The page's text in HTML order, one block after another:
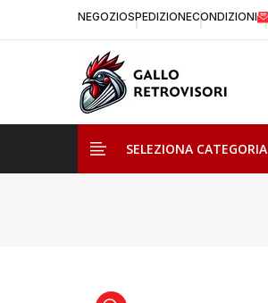
NEGOZIOSPEDIZIONECONDIZIONI
SELEZIONA CATEGORIA